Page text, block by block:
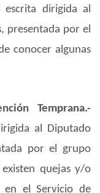
escrita dirigida al
presentada por el
conocer algunas
Temprana.-
al Diputado
por el grupo
quejas y/o
en el Servicio de